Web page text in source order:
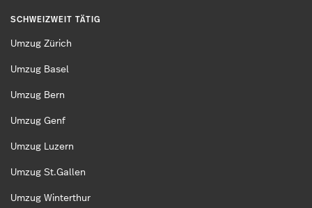
SCHWEIZWEIT TÄTIG
Umzug Zürich
Umzug Basel
Umzug Bern
Umzug Genf
Umzug Luzern
Umzug St.Gallen
Umzug Winterthur